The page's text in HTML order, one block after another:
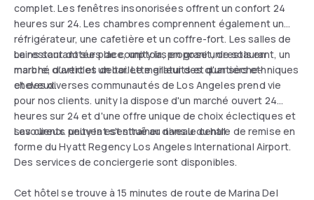
complet. Les fenêtres insonorisées offrent un confort 24
heures sur 24. Les chambres comprennent également un
réfrigérateur, une cafetière et un coffre-fort. Les salles de
bains sont dotées de comptoirs en granit, de sols en
marbre, d'articles de toilette gratuits et d'un sèche-
cheveux.
Le restaurant sur place, unity la, propose un restaurant, un
marché ouvert et un bar. Le meilleur des quartiers ethniques
et des diverses communautés de Los Angeles prend vie
pour nos clients. unity la dispose d'un marché ouvert 24
heures sur 24 et d'une offre unique de choix éclectiques et
savoureux. unity la est situé au niveau du hall.
Les clients peuvent s'entraîner dans le centre de remise en
forme du Hyatt Regency Los Angeles International Airport.
Des services de conciergerie sont disponibles.
Cet hôtel se trouve à 15 minutes de route de Marina Del